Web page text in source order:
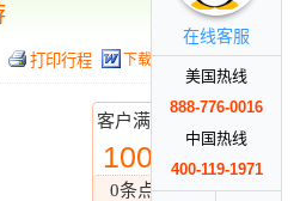
下载行程
客户满意度
100%
0条点评
在线客服
美国热线
888-776-0016
中国热线
400-119-1971